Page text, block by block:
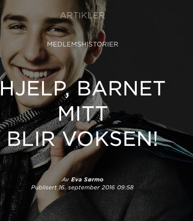
ARTIKLER
MEDLEMSHISTORIER
BARNET
MITT
BLIR VOKSEN!
Av Eva Sørmo
Publisert16. september 2016 09:58